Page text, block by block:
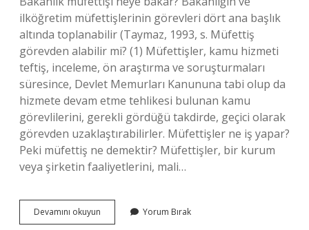
ilköğretim müfettişlerinin görevleri dört ana başlık
altında toplanabilir (Taymaz, 1993, s. Müfettiş
görevden alabilir mi? (1) Müfettişler, kamu hizmeti
teftiş, inceleme, ön araştırma ve soruşturmaları
süresince, Devlet Memurları Kanununa tabi olup da
hizmete devam etme tehlikesi bulunan kamu
görevlilerini, gerekli gördüğü takdirde, geçici olarak
görevden uzaklaştırabilirler. Müfettişler ne iş yapar?
Peki müfettiş ne demektir? Müfettişler, bir kurum
veya şirketin faaliyetlerini, mali…
Devamını okuyun Müfettiş
Hangi
Yorum Bırak